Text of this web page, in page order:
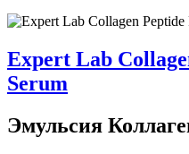
Expert Lab
Serum
Эмульсия